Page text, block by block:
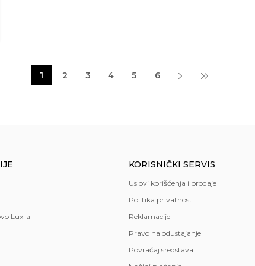
1 2 3 4 5 6
Lux-a
KORISNIČKI SERVIS
Uslovi korišćenja i prodaje
Politika privatnosti
Reklamacije
Pravo na odustajanje
Povraćaj sredstava